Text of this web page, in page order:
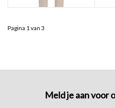
Pagina 1 van 3
Meld je aan voor